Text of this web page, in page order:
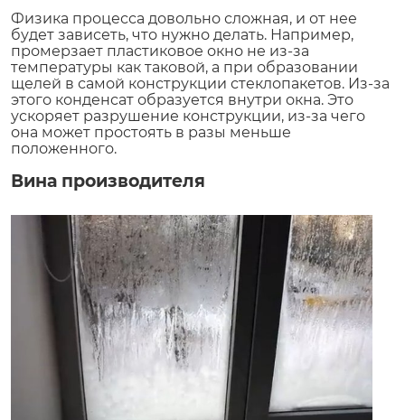
Физика процесса довольно сложная, и от нее
будет зависеть, что нужно делать. Например,
промерзает пластиковое окно не из-за
температуры как таковой, а при образовании
щелей в самой конструкции стеклопакетов. Из-за
этого конденсат образуется внутри окна. Это
ускоряет разрушение конструкции, из-за чего
она может простоять в разы меньше
положенного.
Вина производителя